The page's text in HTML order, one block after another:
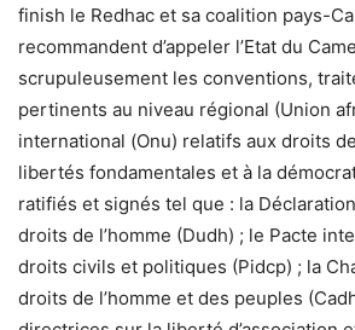
finish le Redhac et sa coalition pays-
recommandent d’appeler l’Etat du
scrupuleusement les conventions,
pertinents au niveau régional (Union
international (Onu) relatifs aux droits
libertés fondamentales et à la
ratifiés et signés tel que : la
droits de l’homme (Dudh) ; le Pacte
droits civils et politiques (Pidcp) ; la
droits de l’homme et des peuples